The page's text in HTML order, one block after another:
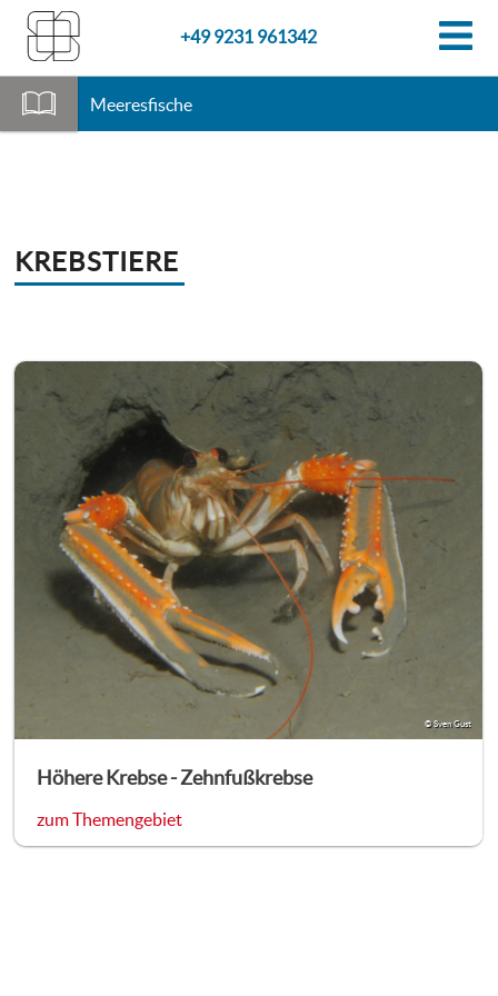
+49 9231 961342
Meeresfische
KREBSTIERE
© Sven Gust
Höhere Krebse - Zehnfußkrebse
zum Themengebiet